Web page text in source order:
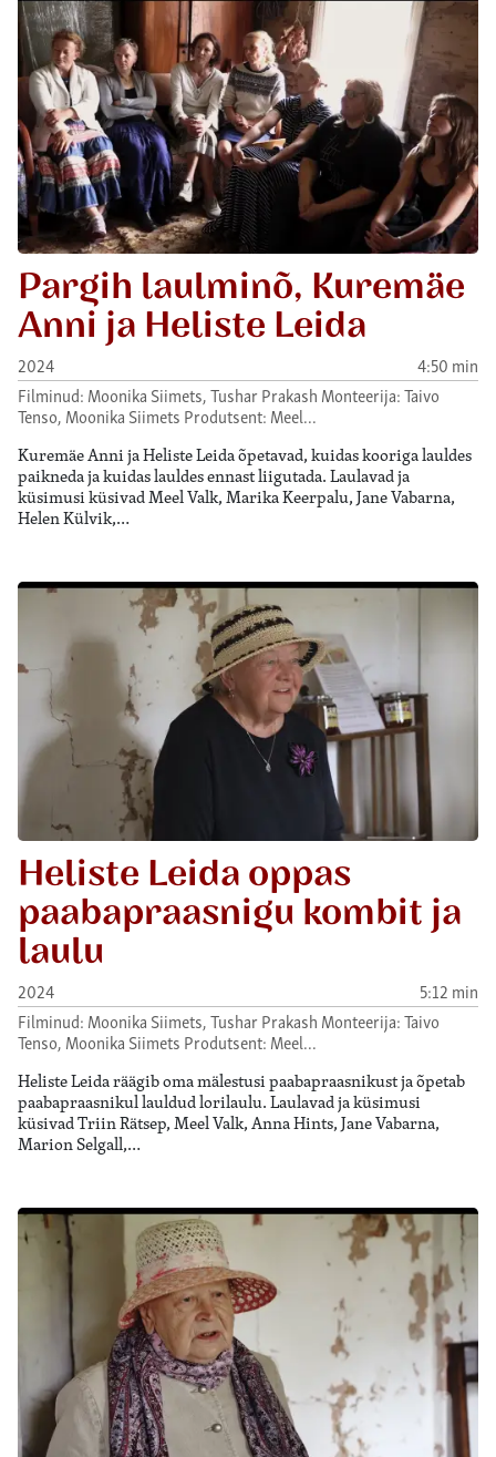
Pargih laulminõ, Kuremäe
Anni ja Heliste Leida
2024
4:50 min
Filminud: Moonika Siimets, Tushar Prakash Monteerija: Taivo
Tenso, Moonika Siimets Produtsent: Meel…
Kuremäe Anni ja Heliste Leida õpetavad, kuidas kooriga lauldes
paikneda ja kuidas lauldes ennast liigutada. Laulavad ja
küsimusi küsivad Meel Valk, Marika Keerpalu, Jane Vabarna,
Helen Külvik,…
Heliste Leida oppas
paabapraasnigu kombit ja
laulu
2024
5:12 min
Filminud: Moonika Siimets, Tushar Prakash Monteerija: Taivo
Tenso, Moonika Siimets Produtsent: Meel…
Heliste Leida räägib oma mälestusi paabapraasnikust ja õpetab
paabapraasnikul lauldud lorilaulu. Laulavad ja küsimusi
küsivad Triin Rätsep, Meel Valk, Anna Hints, Jane Vabarna,
Marion Selgall,…